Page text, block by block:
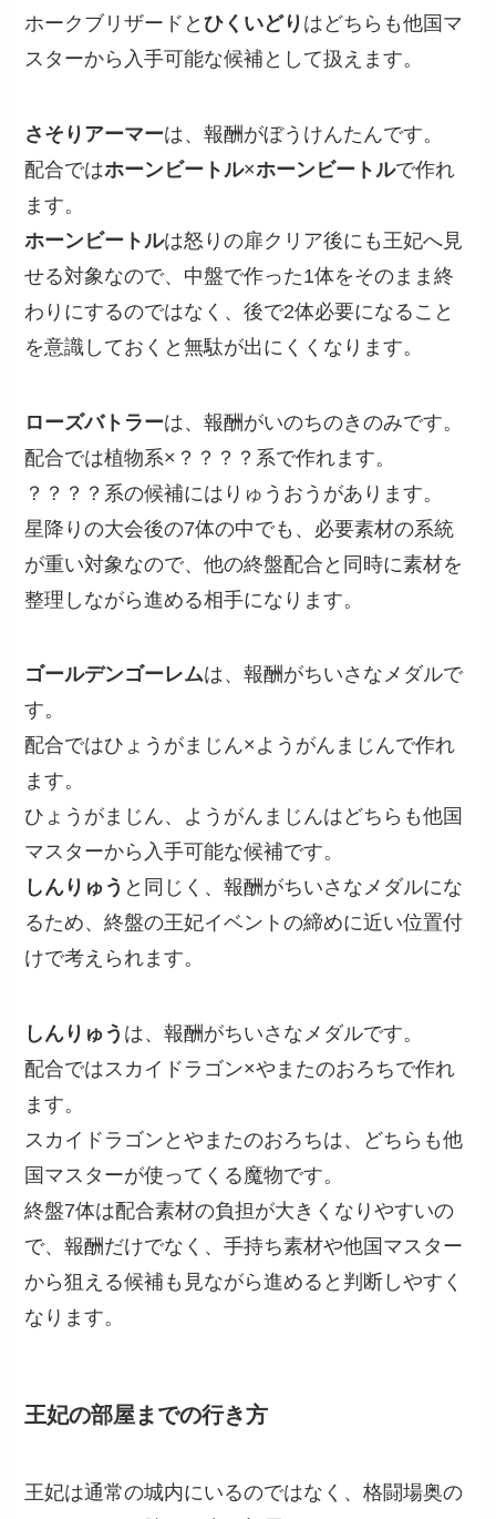
ホークブリザードとひくいどり はどちらも他国マ
スターから入手可能な候補として扱えます。
さそりアーマーは、報酬がぼうけんたんです。
配合ではホーンビートル×ホーンビートルで作れ
ます。
ホーンビートルは怒りの扉クリア後にも王妃へ見
せる対象なので、中盤で作った1体をそのまま終
わりにするのではなく、後で2体必要になること
を意識しておくと無駄が出にくくなります。
ローズバトラーは、報酬がいのちのきのみです。
配合では植物系×？？？？系で作れます。
？？？？系の候補にはりゅうおうがあります。
星降りの大会後の7体の中でも、必要素材の系統
が重い対象なので、他の終盤配合と同時に素材を
整理しながら進める相手になります。
ゴールデンゴーレムは、報酬がちいさなメダルで
す。
配合ではひょうがまじん×ようがんまじんで作れ
ます。
ひょうがまじん、ようがんまじんはどちらも他国
マスターから入手可能な候補です。
しんりゅう と同じく、報酬がちいさなメダルにな
るため、終盤の王妃イベントの締めに近い位置付
けで考えられます。
しんりゅう は、報酬がちいさなメダルです。
配合ではスカイドラゴン×やまたのおろちで作れ
ます。
スカイドラゴンとやまたのおろちは、どちらも他
国マスターが使ってくる魔物です。
終盤7体は配合素材の負担が大きくなりやすいの
で、報酬だけでなく、手持ち素材や他国マスター
から狙える候補も見ながら進めると判断しやすく
なります。
王妃の部屋までの行き方
王妃は通常の城内にいるのではなく、格闘場奥の